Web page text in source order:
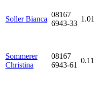
Soller Bianca
08167
6943-33
1.01
Sommerer
Christina
08167
6943-61
0.11